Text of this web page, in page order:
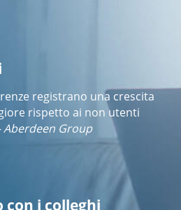
registrano una crescita
rispetto ai non utenti
Aberdeen Group
con i colleghi